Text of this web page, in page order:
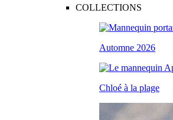
COLLECTIONS
Automne 2026
Chloé à la plage